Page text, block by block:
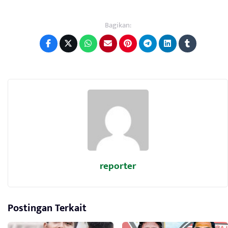
Bagikan:
reporter
Postingan Terkait